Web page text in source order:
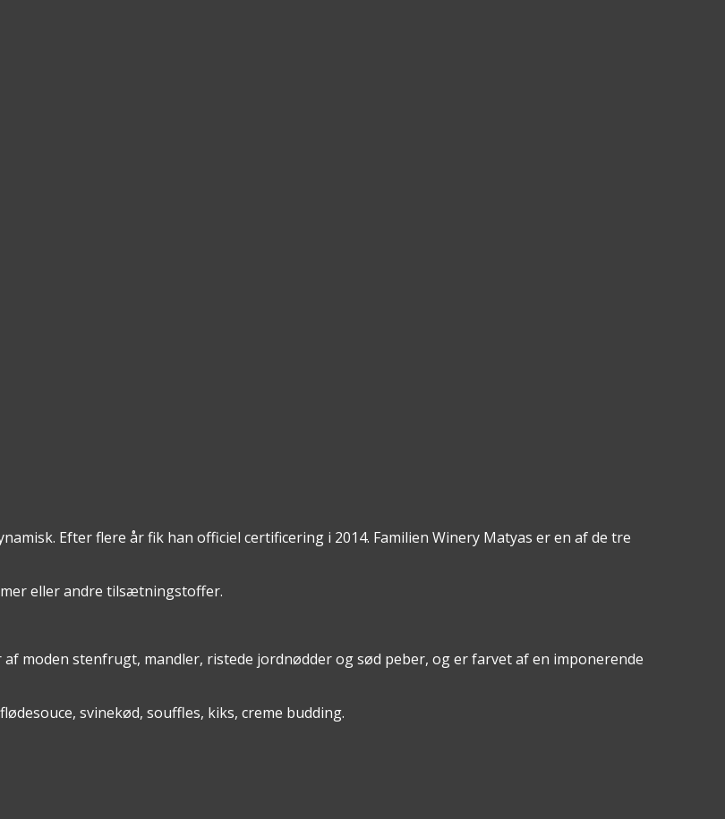
Efter flere år fik han officiel certificering i 2014. Familien Winery Matyas er en af de tre
eller andre tilsætningstoffer.
moden stenfrugt, mandler, ristede jordnødder og sød peber, og er farvet af en imponerende
svinekød, souffles, kiks, creme budding.